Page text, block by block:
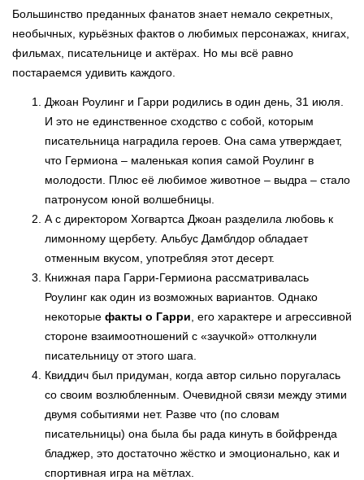
Большинство преданных фанатов знает немало секретных,
необычных, курьёзных фактов о любимых персонажах, книгах,
фильмах, писательнице и актёрах. Но мы всё равно
постараемся удивить каждого.
Джоан Роулинг и Гарри родились в один день, 31 июля.
И это не единственное сходство с собой, которым
писательница наградила героев. Она сама утверждает,
что Гермиона – маленькая копия самой Роулинг в
молодости. Плюс её любимое животное – выдра – стало
патронусом юной волшебницы.
А с директором Хогвартса Джоан разделила любовь к
лимонному щербету. Альбус Дамблдор обладает
отменным вкусом, употребляя этот десерт.
Книжная пара Гарри-Гермиона рассматривалась
Роулинг как один из возможных вариантов. Однако
некоторые факты о Гарри , его характере и агрессивной
стороне взаимоотношений с «заучкой» оттолкнули
писательницу от этого шага.
Квиддич был придуман, когда автор сильно поругалась
со своим возлюбленным. Очевидной связи между этими
двумя событиями нет. Разве что (по словам
писательницы) она была бы рада кинуть в бойфренда
бладжер, это достаточно жёстко и эмоционально, как и
спортивная игра на мётлах.